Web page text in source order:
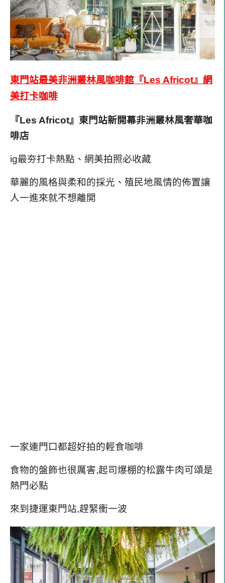
東門站最美非洲叢林風咖啡館『Les Africot』網
美打卡咖啡
『Les Africot』東門站新開幕非洲叢林風奢華咖
啡店
ig最夯打卡熱點、網美拍照必收藏
華麗的風格與柔和的採光、殖民地風情的佈置讓
人一進來就不想離開
一家連門口都超好拍的輕食咖啡
食物的盤飾也很厲害,起司爆棚的松露牛肉可頌是
熱門必點
來到捷運東門站,趕緊衝一波